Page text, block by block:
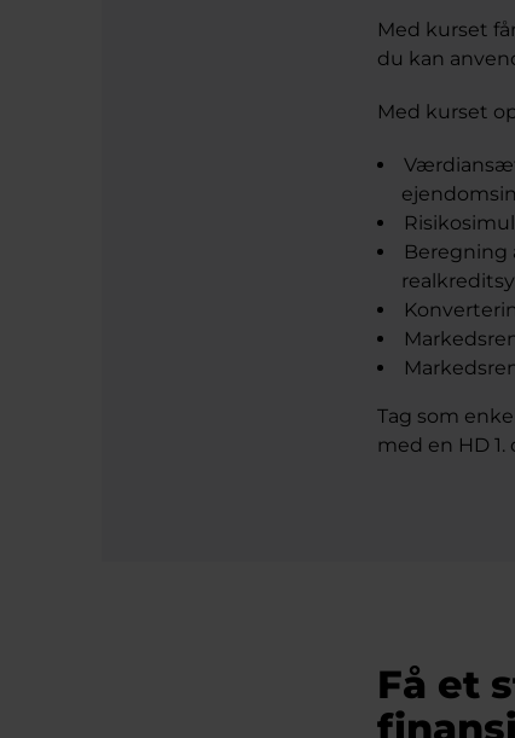
Med kurset
du kan
Med kurset
Beregning
Tag som
med en HD 1.
Få et